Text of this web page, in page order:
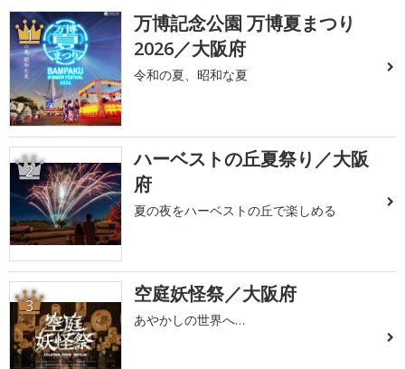
1
万博記念公園 万博夏まつり
2026／大阪府
令和の夏、昭和な夏
2
ハーベストの丘夏祭り／大阪
府
夏の夜をハーベストの丘で楽しめる
3 空庭妖怪祭／大阪府
あやかしの世界へ…